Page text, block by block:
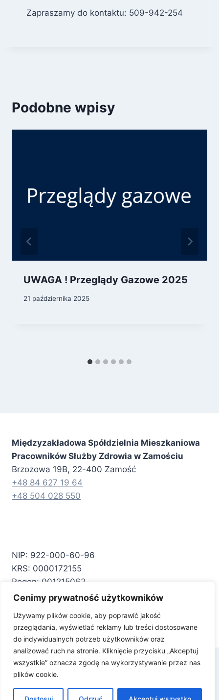
Cenimy prywatność użytkowników
Używamy plików cookie, aby poprawić jakość
przeglądania, wyświetlać reklamy lub treści dostosowane
do indywidualnych potrzeb użytkowników oraz
analizować ruch na stronie. Kliknięcie przycisku „Akceptuj
wszystkie” oznacza zgodę na wykorzystywanie przez nas
plików cookie.
Zapraszamy do kontaktu: 509-942-254
Podobne wpisy
UWAGA ! Przeglądy Gazowe 2025
21 października 2025
Międzyzakładowa Spółdzielnia Mieszkaniowa
Pracowników Służby Zdrowia w Zamościu
Brzozowa 19B, 22-400 Zamość
+48 84 627 19 64
+48 504 028 550
NIP: 922-000-60-96
KRS: 0000172155
Regon: 001215062
© 2026 Spółdzielnia Mieszkaniowa Kresy w
Zamościu